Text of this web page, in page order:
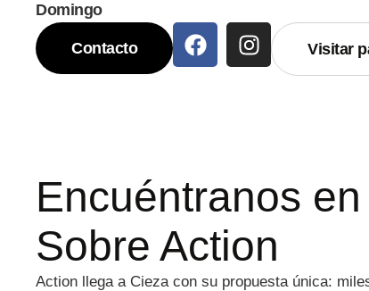
Domingo
Contacto Visitar
Encuéntranos
Sobre Action
Action llega a Cieza con su propuesta única: